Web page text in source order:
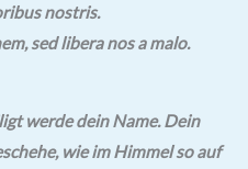
nostris.
sed libera nos a malo.
werde dein Name. Dein
wie im Himmel so auf